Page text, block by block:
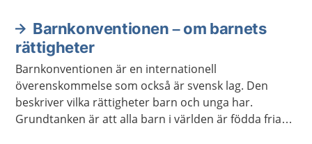
Barnkonventionen – om barnets
rättigheter
Barnkonventionen är en internationell
överenskommelse som också är svensk lag. Den
beskriver vilka rättigheter barn och unga har.
Grundtanken är att alla barn i världen är födda fria